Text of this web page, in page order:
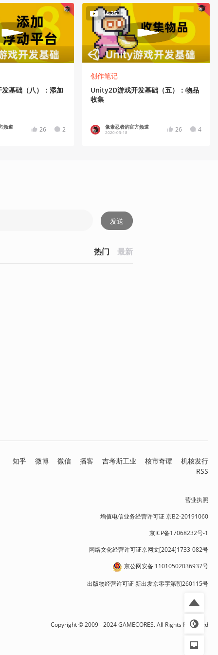
基础（八）：添加
频道 26 2
14:25
创作笔记
Unity2D游戏开发基础（五）：物品
收集
像素忍者的官方频道
2020-03-18 26 4
发送
热门 最新
知乎 微博 微信 播客 吉考斯工业 核市奇谭
机核发行
RSS
营业执照
增值电信业务经营许可证 京B2-20191060
京ICP备17068232号-1
网络文化经营许可证京网文[2024]1733-082号
京公网安备 11010502036937号
出版物经营许可证 新出发京零字第朝260115号
Copyright © 2009 - 2024 GAMECORES. All Rights Reserved